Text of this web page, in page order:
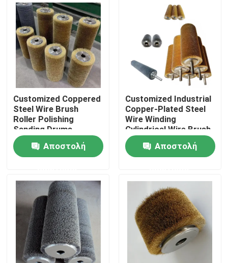
Σχετικά με εμάς
Γύρος εργοστασίων
Ποιοτικός έλεγχος
επαφή
Βιομηχανική λωρίδα βούρτσας
Βιομηχανικές κυλινδρικές βούρτσες
Βιομηχανικές βούρτσες κυλίνδρων
Customized Coppered
Steel Wire Brush
Roller Polishing
Sanding Drums
Αποστολή
Customized Industrial
Copper-Plated Steel
Wire Winding
Cylindrical Wire Brush
For Wood Texture
ProcessingΑποστολή